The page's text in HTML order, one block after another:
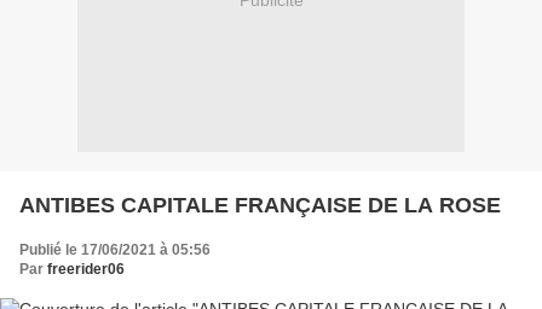
ANTIBES CAPITALE FRANÇAISE DE LA ROSE
Publié le 17/06/2021 à 05:56
Par freerider06